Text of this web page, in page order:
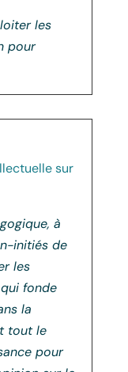
les
pour
sur
à
initiés de
les
fonde
la
tout le
pour